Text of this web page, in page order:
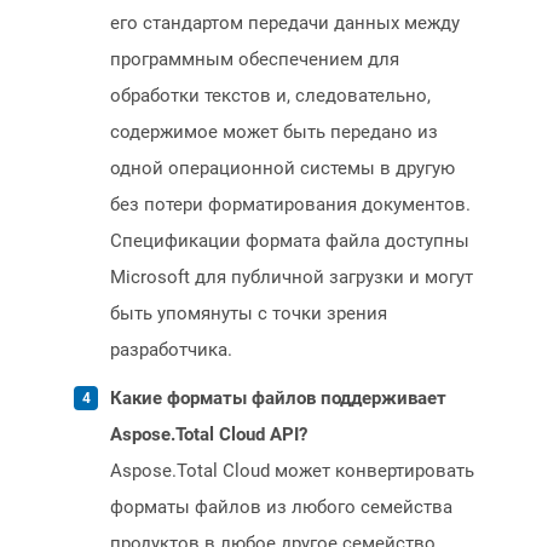
его стандартом передачи данных между
программным обеспечением для
обработки текстов и, следовательно,
содержимое может быть передано из
одной операционной системы в другую
без потери форматирования документов.
Спецификации формата файла доступны
Microsoft для публичной загрузки и могут
быть упомянуты с точки зрения
разработчика.
Какие форматы файлов поддерживает
Aspose.Total Cloud API?
Aspose.Total Cloud может конвертировать
форматы файлов из любого семейства